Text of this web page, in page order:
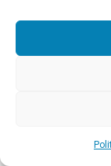
© Agence